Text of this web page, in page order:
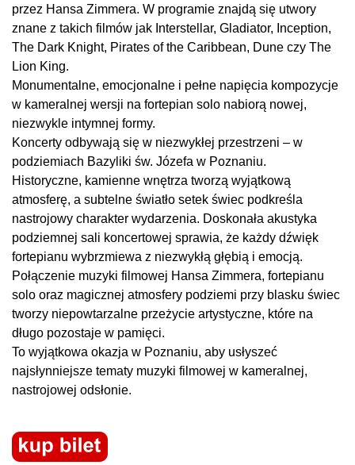
przez Hansa Zimmera. W programie znajdą się utwory
znane z takich filmów jak Interstellar, Gladiator, Inception,
The Dark Knight, Pirates of the Caribbean, Dune czy The
Lion King.
Monumentalne, emocjonalne i pełne napięcia kompozycje
w kameralnej wersji na fortepian solo nabiorą nowej,
niezwykle intymnej formy.
Koncerty odbywają się w niezwykłej przestrzeni – w
podziemiach Bazyliki św. Józefa w Poznaniu.
Historyczne, kamienne wnętrza tworzą wyjątkową
atmosferę, a subtelne światło setek świec podkreśla
nastrojowy charakter wydarzenia. Doskonała akustyka
podziemnej sali koncertowej sprawia, że każdy dźwięk
fortepianu wybrzmiewa z niezwykłą głębią i emocją.
Połączenie muzyki filmowej Hansa Zimmera, fortepianu
solo oraz magicznej atmosfery podziemi przy blasku świec
tworzy niepowtarzalne przeżycie artystyczne, które na
długo pozostaje w pamięci.
To wyjątkowa okazja w Poznaniu, aby usłyszeć
najsłynniejsze tematy muzyki filmowej w kameralnej,
nastrojowej odsłonie.